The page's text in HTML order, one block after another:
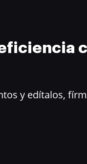
y edítalos,